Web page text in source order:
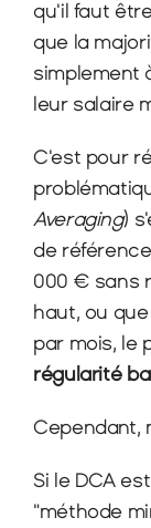
qu'il faut
que la
simplement
leur salaire
C'est pour
Averaging)
de
000 € sans
haut, ou
par mois, le
régularité
Cependant,
Si le DCA
"méthode